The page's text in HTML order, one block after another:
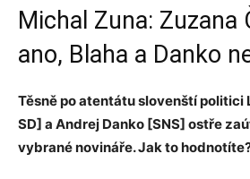
Michal Zuna: Zuzana
ano, Blaha a Danko
Těsně po atentátu slovenští politici
SD] a Andrej Danko [SNS] ostře
vybrané novináře. Jak to